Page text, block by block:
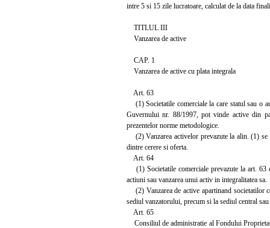
intre 5 si 15 zile lucratoare, calculat de la data
TITLUL III
Vanzarea de active
CAP. 1
Vanzarea de active cu plata integrala
Art. 63
(1) Societatile comerciale la care statul sau o
Guvernului nr. 88/1997, pot vinde active din
prezentelor norme metodologice.
(2) Vanzarea activelor prevazute la alin. (1) se
dintre cerere si oferta.
Art. 64
(1) Societatile comerciale prevazute la art. 63
actiuni sau vanzarea unui activ in integralitatea sa.
(2) Vanzarea de active apartinand societatilor
sediul vanzatorului, precum si la sediul central
Art. 65
Consiliul de administratie al Fondului